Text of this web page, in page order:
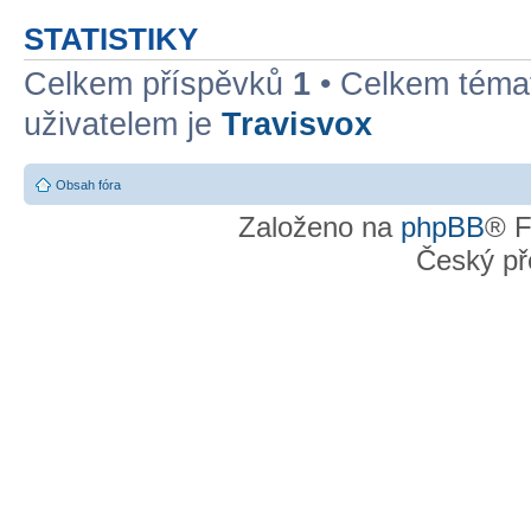
STATISTIKY
Celkem příspěvků 1 • Celkem
uživatelem je Travisvox
Obsah fóra
Založeno na phpBB®
Český